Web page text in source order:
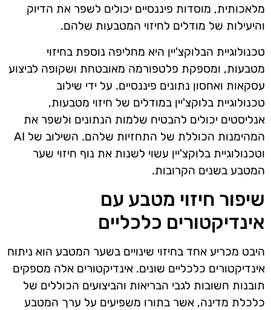
מלאכותית, מוסדות פיננסיים יכולים לשפר את הדיוק
והיעילות של מודלים לחיזוי המטבעות שלהם.
טכנולוגיית הבלוקצ'יין היא מחליפה נוספת בחיזוי
מטבעות, ומספקת פלטפורמה מאובטחת ושקופה לביצוע
עסקאות ואחסון נתונים פיננסיים. על ידי שילוב
טכנולוגיית בלוקצ'יין במודלים של חיזוי מטבעות,
אנליסטים יכולים להבטיח שלמות הנתונים ולשפר את
המהימנות הכוללת של התחזיות שלהם. השילוב של AI
וטכנולוגיית בלוקצ'יין עשוי לשנות את נוף חיזוי שער
המטבע בשנים הקרובות.
שיפור חיזוי מטבע עם
אינדיקטורים כלכליים
היבט מכריע אחד בחיזוי שינויים בשער המטבע הוא ניתוח
אינדיקטורים כלכליים שונים. אינדיקטורים אלה מספקים
תובנות חשובות לגבי הבריאות והביצועים הכוללים של
כלכלת מדינה, אשר בתורו משפיעים על ערך המטבע